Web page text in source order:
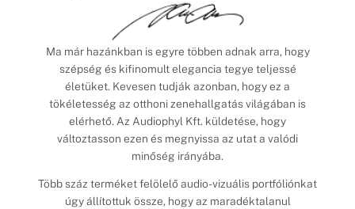
Ma már hazánkban is egyre többen adnak arra, hogy
szépség és kifinomult elegancia tegye teljessé
életüket. Kevesen tudják azonban, hogy ez a
tökéletesség az otthoni zenehallgatás világában is
elérhető. Az Audiophyl Kft. küldetése, hogy
változtasson ezen és megnyissa az utat a valódi
minőség irányába.
Több száz terméket felölelő audio-vizuális portfóliónkat
úgy állítottuk össze, hogy az maradéktalanul